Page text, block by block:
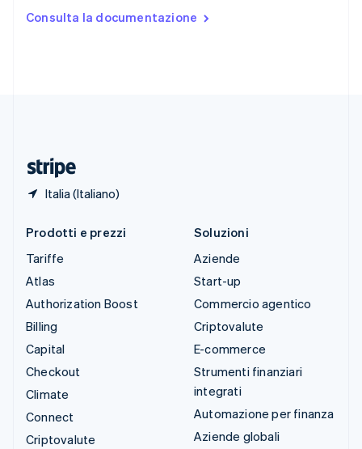
Consulta la documentazione
Italia (Italiano)
English Español简体中文
Prodotti e prezzi
Tariffe
Atlas
Authorization Boost
Billing
Capital
Checkout
Climate
Connect
Criptovalute
Soluzioni
Aziende
Start-up
Commercio agentico
Criptovalute
E-commerce
Strumenti finanziari
integrati
Automazione per finanza
Aziende globali